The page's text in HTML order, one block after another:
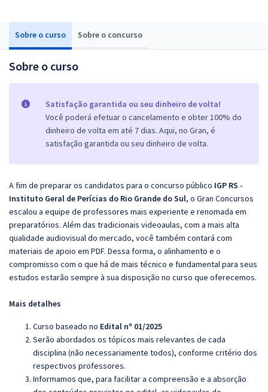
Sobre o curso Sobre o concurso
Sobre o curso
Satisfação garantida ou seu dinheiro de volta!
Você poderá efetuar o cancelamento e obter 100% do
dinheiro de volta em até 7 dias. Aqui, no Gran, é
satisfação garantida ou seu dinheiro de volta.
A fim de preparar os candidatos para o concurso público IGP RS -
Instituto Geral de Perícias do Rio Grande do Sul, o Gran Concursos
escalou a equipe de professores mais experiente e renomada em
preparatórios. Além das tradicionais videoaulas, com a mais alta
qualidade audiovisual do mercado, você também contará com
materiais de apoio em PDF. Dessa forma, o alinhamento e o
compromisso com o que há de mais técnico e fundamental para seus
estudos estarão sempre à sua disposição no curso que oferecemos.
Mais detalhes
Curso baseado no Edital nº 01/2025
Serão abordados os tópicos mais relevantes de cada
disciplina (não necessariamente todos), conforme critério dos
respectivos professores.
Informamos que, para facilitar a compreensão e a absorção